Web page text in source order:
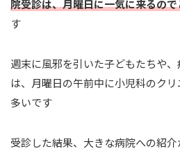
院受診は、月曜日に一気に来るの
す
週末に風邪を引いた子どもたちや
は、月曜日の午前中に小児科のク
多いです
受診した結果、大きな病院への紹